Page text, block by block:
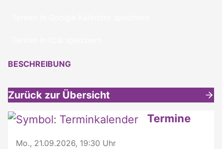
BESCHREIBUNG
Zurück zur Übersicht
Weitere interessante Inhalte Termine
Mo., 21.09.2026, 19:30 Uhr